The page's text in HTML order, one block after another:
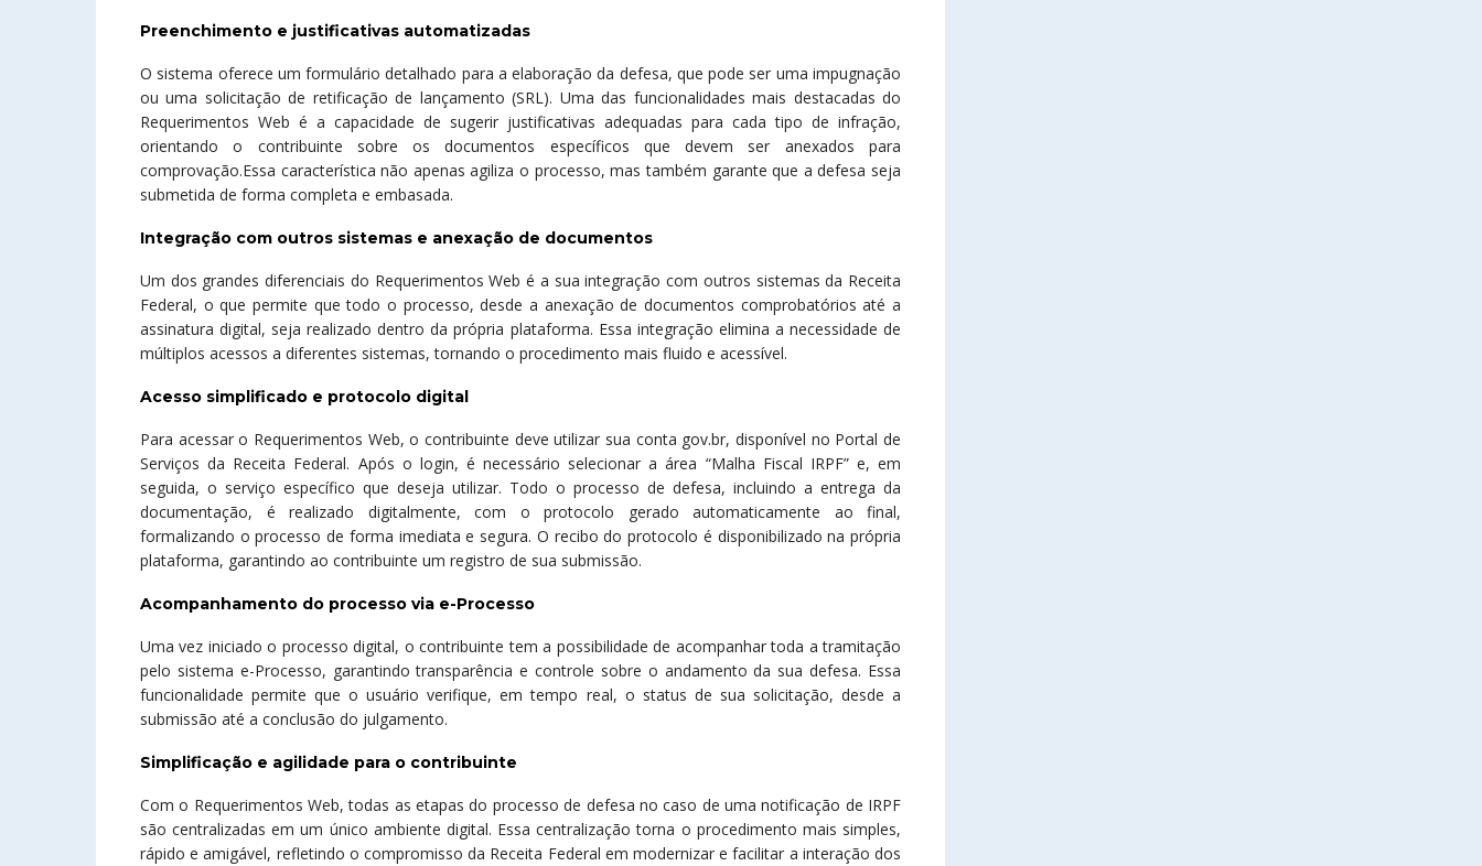
Preenchimento e justificativas automatizadas
O sistema oferece um formulário detalhado para a elaboração da defesa, que pode ser uma impugnação
ou uma solicitação de retificação de lançamento (SRL). Uma das funcionalidades mais destacadas do
Requerimentos Web é a capacidade de sugerir justificativas adequadas para cada tipo de infração,
orientando o contribuinte sobre os documentos específicos que devem ser anexados para
comprovação.Essa característica não apenas agiliza o processo, mas também garante que a defesa seja
submetida de forma completa e embasada.
Integração com outros sistemas e anexação de documentos
Um dos grandes diferenciais do Requerimentos Web é a sua integração com outros sistemas da Receita
Federal, o que permite que todo o processo, desde a anexação de documentos comprobatórios até a
assinatura digital, seja realizado dentro da própria plataforma. Essa integração elimina a necessidade de
múltiplos acessos a diferentes sistemas, tornando o procedimento mais fluido e acessível.
Acesso simplificado e protocolo digital
Para acessar o Requerimentos Web, o contribuinte deve utilizar sua conta gov.br, disponível no Portal de
Serviços da Receita Federal. Após o login, é necessário selecionar a área “Malha Fiscal IRPF” e, em
seguida, o serviço específico que deseja utilizar. Todo o processo de defesa, incluindo a entrega da
documentação, é realizado digitalmente, com o protocolo gerado automaticamente ao final,
formalizando o processo de forma imediata e segura. O recibo do protocolo é disponibilizado na própria
plataforma, garantindo ao contribuinte um registro de sua submissão.
Acompanhamento do processo via e-Processo
Uma vez iniciado o processo digital, o contribuinte tem a possibilidade de acompanhar toda a tramitação
pelo sistema e-Processo, garantindo transparência e controle sobre o andamento da sua defesa. Essa
funcionalidade permite que o usuário verifique, em tempo real, o status de sua solicitação, desde a
submissão até a conclusão do julgamento.
Simplificação e agilidade para o contribuinte
Com o Requerimentos Web, todas as etapas do processo de defesa no caso de uma notificação de IRPF
são centralizadas em um único ambiente digital. Essa centralização torna o procedimento mais simples,
rápido e amigável, refletindo o compromisso da Receita Federal em modernizar e facilitar a interação dos